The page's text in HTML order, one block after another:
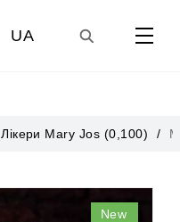
UA
Лікери Mary Jos (0,100)
New